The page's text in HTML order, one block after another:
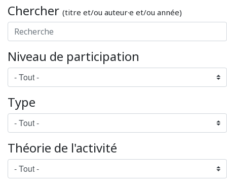
Chercher (titre et/ou auteur·e et/ou année)
Niveau de participation
Type
Théorie de l'activité